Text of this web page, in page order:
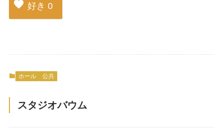
好き 0
ホール 公共
スタジオバウム